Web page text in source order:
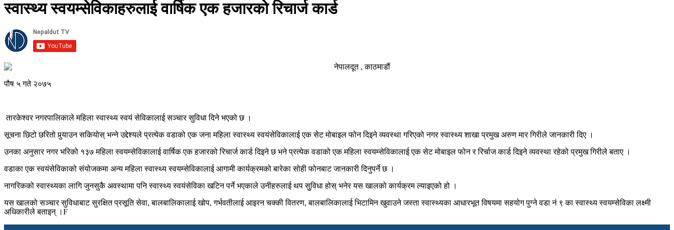
स्वास्थ्य स्वयम्सेविकाहरुलाई वार्षिक एक हजारको रिचार्ज कार्ड
नेपालदूत , काठमाडौं
पौष ५ गते २०७५
तारकेश्वर नगरपालिकाले महिला स्वास्थ्य स्वयं सेविकालाई सञ्चार सुविधा दिने भएको छ ।
सूचना छिटो छरितो पुर्‍याउन सकियोस् भन्ने उद्देश्यले प्रत्येक वडाको एक जना महिला स्वास्थ्य स्वयंसेविकालाई एक सेट मोबाइल फोन दिइने व्यवस्था गरिएको नगर स्वास्थ्य शाखा प्रमुख अरुण मार गिरीले जानकारी दिए ।
उनका अनुसार नगर भरिको १३७ महिला स्वयम्सेविकालाई वार्षिक एक हजारको रिचार्ज कार्ड दिइने छ भने प्रत्येक वडाको एक महिला स्वयम्सेविकालाई एक सेट मोबाइल फोन र रिर्चाज कार्ड दिइने व्यवस्था रहेको प्रमुख गिरीले बताए ।
वडाका एक स्वयंसेविकाको संयोजकमा अन्य महिला स्वास्थ्य स्वयम्सेविकालाई आगामी कार्यक्रमको बारेका सोही फोनबाट जानकारी दिनुपर्ने छ ।
नागरिकको स्वास्थ्यका लागि जुनसुकै अवस्थामा पनि स्वास्थ्य स्वयंसेविका खटिन पर्ने भएकाले उनीहरुलाई थप सुुविधा होस् भनेर यस खालको कार्यक्रम ल्याइएको हो ।
यस खालको सञ्चार सुविधाबाट सुरक्षित प्रसूति सेवा, बालबालिकालाई खोप, गर्भवतीलाई आइरन चक्की वितरण, बालबालिकालाई भिटामिन खुवाउने जस्ता स्वास्थ्यका आधारभूत विषयमा सहयोग पुग्ने वडा नं ९ का स्वास्थ्य स्वयम्सेविका लक्ष्मी
अधिकारीले बताइन् । F